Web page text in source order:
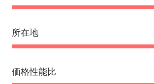
所在地
価格性能比